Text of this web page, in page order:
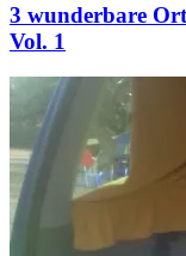
3 wunderbare
Vol. 1